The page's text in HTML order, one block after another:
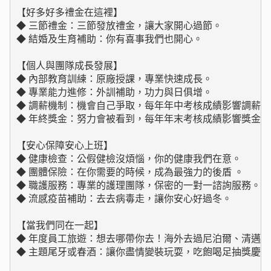
【好多好多禮金在這裡】
◆ 三節禮金：三節發放禮金，讓大家開心過節。
◆ 結婚及生育補助：你有喜事我們也開心。
【個人與團隊成長發展】
◆ 內部教育訓練：原廠授課，專業快速成長。
◆ 專業能力進修：外訓補助，功力與日俱增。
◆ 調薪機制：機會自己爭取，每年年中考核成績影響調薪
◆ 年終獎金：努力會被看到，每年年末考核成績影響獎金
【安心保障安心上班】
◆ 健康檢查：公假健檢沒煩惱，你的健康我們在意。
◆ 團體保險：在你需要的時候，成為最強力的後盾 。
◆ 職護服務：專業的護理團隊，保密的一對一諮詢服務。
◆ 流感疫苗補助：去去病毒走，讓你安心好過冬。
【當我們同在一起】
◆ 年度員工旅遊：想去哪帶你去！海外去過尼泊爾、清邁
◆ 主題尾牙或春酒：讓你盡情變裝玩耍，吃飽喝足抽獎慶